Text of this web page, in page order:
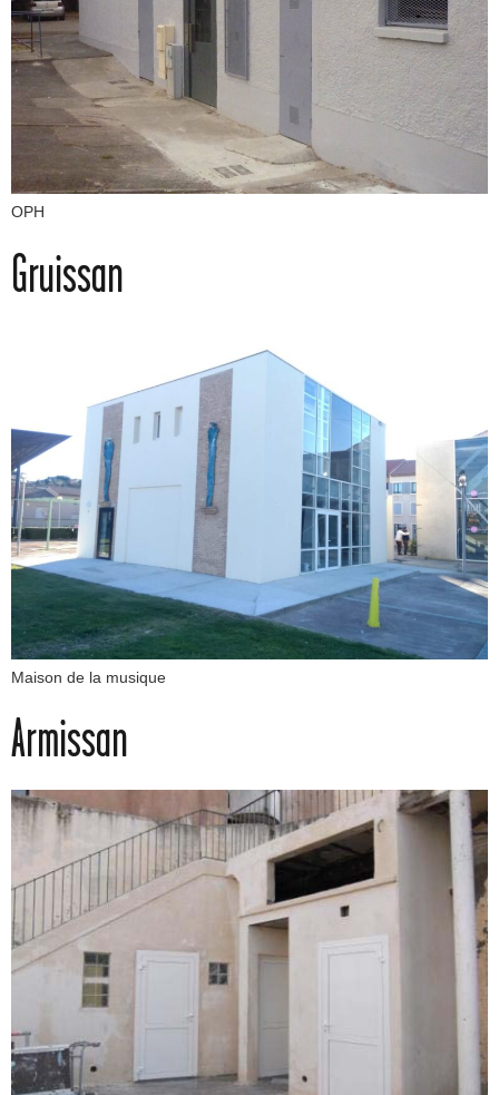
OPH
Gruissan
Maison de la musique
Armissan